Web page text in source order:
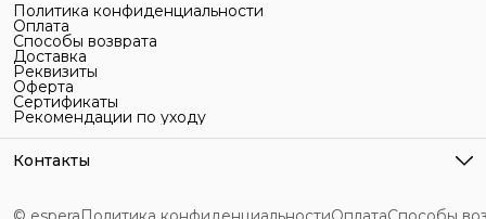
Политика конфиденциальности
Оплата
Способы возврата
Доставка
Реквизиты
Оферта
Сертификаты
Рекомендации по уходу
Контакты